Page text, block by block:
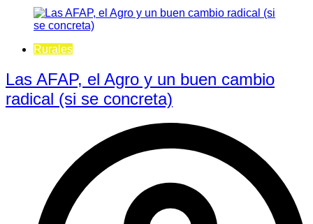
Rurales
Las AFAP, el Agro y un buen cambio
radical (si se concreta)